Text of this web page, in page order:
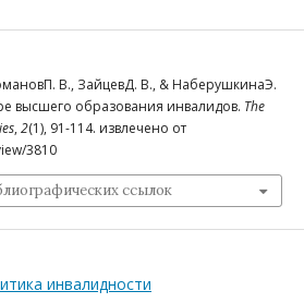
В., ЗайцевД. В., & НаберушкинаЭ.
высшего образования инвалидов. The
, 2(1), 91-114. извлечено от
3810
ссылок
инвалидности